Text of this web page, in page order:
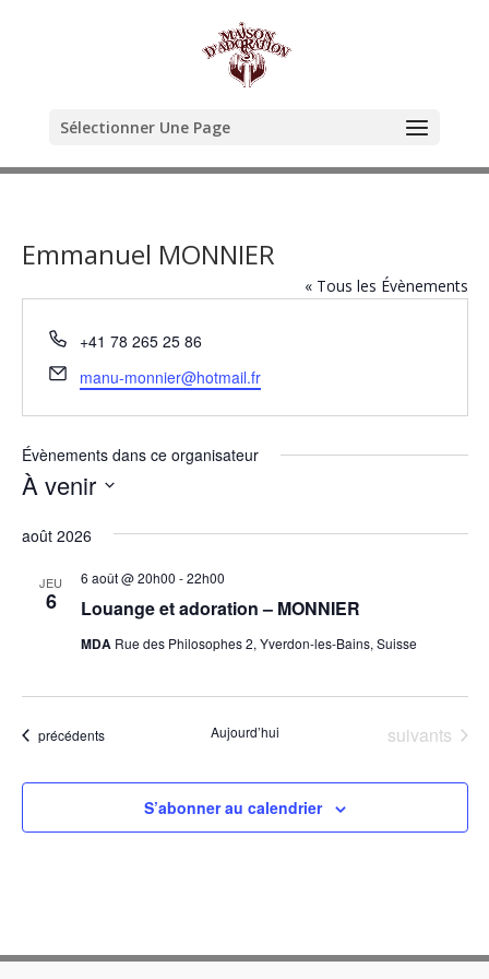
Sélectionner Une Page
Emmanuel MONNIER
« Tous les Évènements
Téléphone
+41 78 265 25 86
Email
manu-monnier@hotmail.fr
Évènements dans ce organisateur
À venir
une
août 2026
JEU
6 Louange et adoration – MONNIER
6 août @ 20h00 -22h00
MDA Rue des Philosophes 2, Yverdon-les-Bains, Suisse
Évènements
précédents Aujourd’hui Évènements
suivants
S’abonner au calendrier